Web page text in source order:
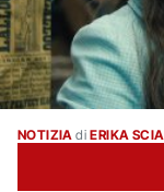
NOTIZIA di ERIKA